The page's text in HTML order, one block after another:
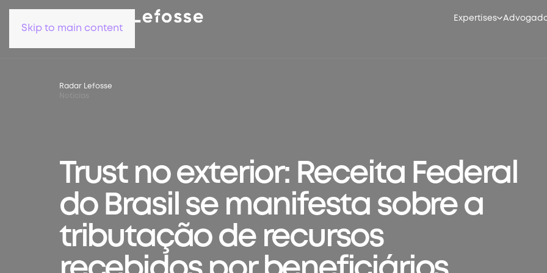
Skip to main content
Expertises
Radar Lefosse
Trust no exterior: Receita Federal
do Brasil se manifesta sobre a
tributação de recursos